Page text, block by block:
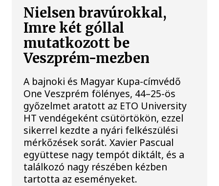
Nielsen bravúrokkal,
Imre két góllal
mutatkozott be
Veszprém-mezben
A bajnoki és Magyar Kupa-címvédő
One Veszprém fölényes, 44–25-ös
győzelmet aratott az ETO University
HT vendégeként csütörtökön, ezzel
sikerrel kezdte a nyári felkészülési
mérkőzések sorát. Xavier Pascual
együttese nagy tempót diktált, és a
találkozó nagy részében kézben
tartotta az eseményeket.